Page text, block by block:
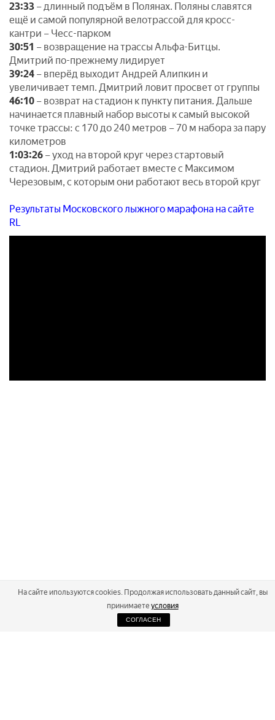
23:33 – длинный подъём в Полянах. Поляны славятся
ещё и самой популярной велотрассой для кросс-
кантри – Чесс-парком
30:51 – возвращение на трассы Альфа-Битцы.
Дмитрий по-прежнему лидирует
39:24 – вперёд выходит Андрей Алипкин и
увеличивает темп. Дмитрий ловит просвет от группы
46:10 – возврат на стадион к пункту питания. Дальше
начинается плавный набор высоты к самый высокой
точке трассы: с 170 до 240 метров – 70 м набора за пару
километров
1:03:26 – уход на второй круг через стартовый
стадион. Дмитрий работает вместе с Максимом
Черезовым, с которым они работают весь второй круг
Результаты Московского лыжного марафона на сайте
RL
2026
На сайте ипользуются cookies. Продолжая использовать данный сайт, вы
принимаете условия
СОГЛАСЕН